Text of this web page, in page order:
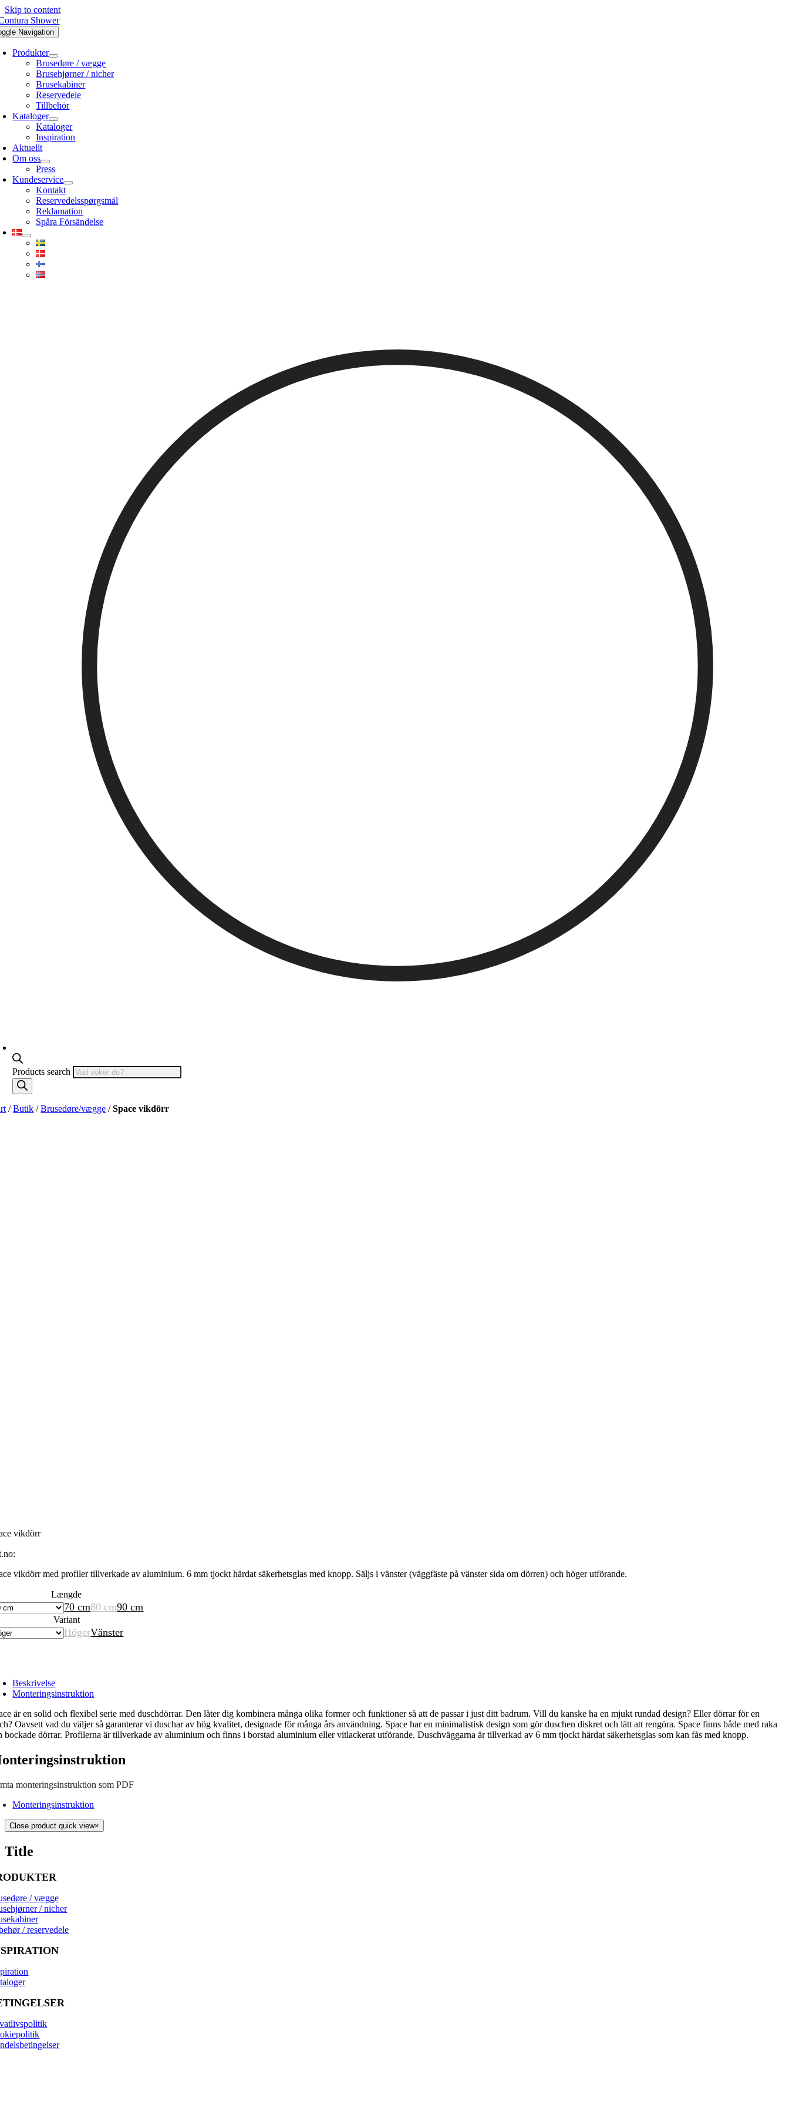
Skip to content
Navigation
Produkter
Brusedøre / vægge
Brusehjørner / nicher
Brusekabiner
Reservedele
Tillbehör
Kataloger
Kataloger
Inspiration
Aktuellt
Om oss
Press
Kundeservice
Kontakt
Reservedelsspørgsmål
Reklamation
Spåra Försändelse
Products search
/Butik /Brusedøre/vægge /Space vikdörr
vikdörr
vikdörr med profiler tillverkade av aluminium. 6 mm tjockt härdat säkerhetsglas med knopp. Säljs i vänster (väggfäste på vänster sida om dörren) och höger utförande.
Længde
70 cm80 cm90 cm
Variant
HögerVänster
Beskrivelse
Monteringsinstruktion
är en solid och flexibel serie med duschdörrar. Den låter dig kombinera många olika former och funktioner så att de passar i just ditt badrum. Vill du kanske ha en mjukt rundad design? Eller dörrar för en
Oavsett vad du väljer så garanterar vi duschar av hög kvalitet, designade för många års användning. Space har en minimalistisk design som gör duschen diskret och lätt att rengöra. Space finns både med raka
bockade dörrar. Profilerna är tillverkade av aluminium och finns i borstad aluminium eller vitlackerat utförande. Duschväggarna är tillverkad av 6 mm tjockt härdat säkerhetsglas som kan fås med knopp.
monteringsinstruktion som PDF
Monteringsinstruktion
Close product quick view×
Title
/ vægge
/ nicher
/ reservedele